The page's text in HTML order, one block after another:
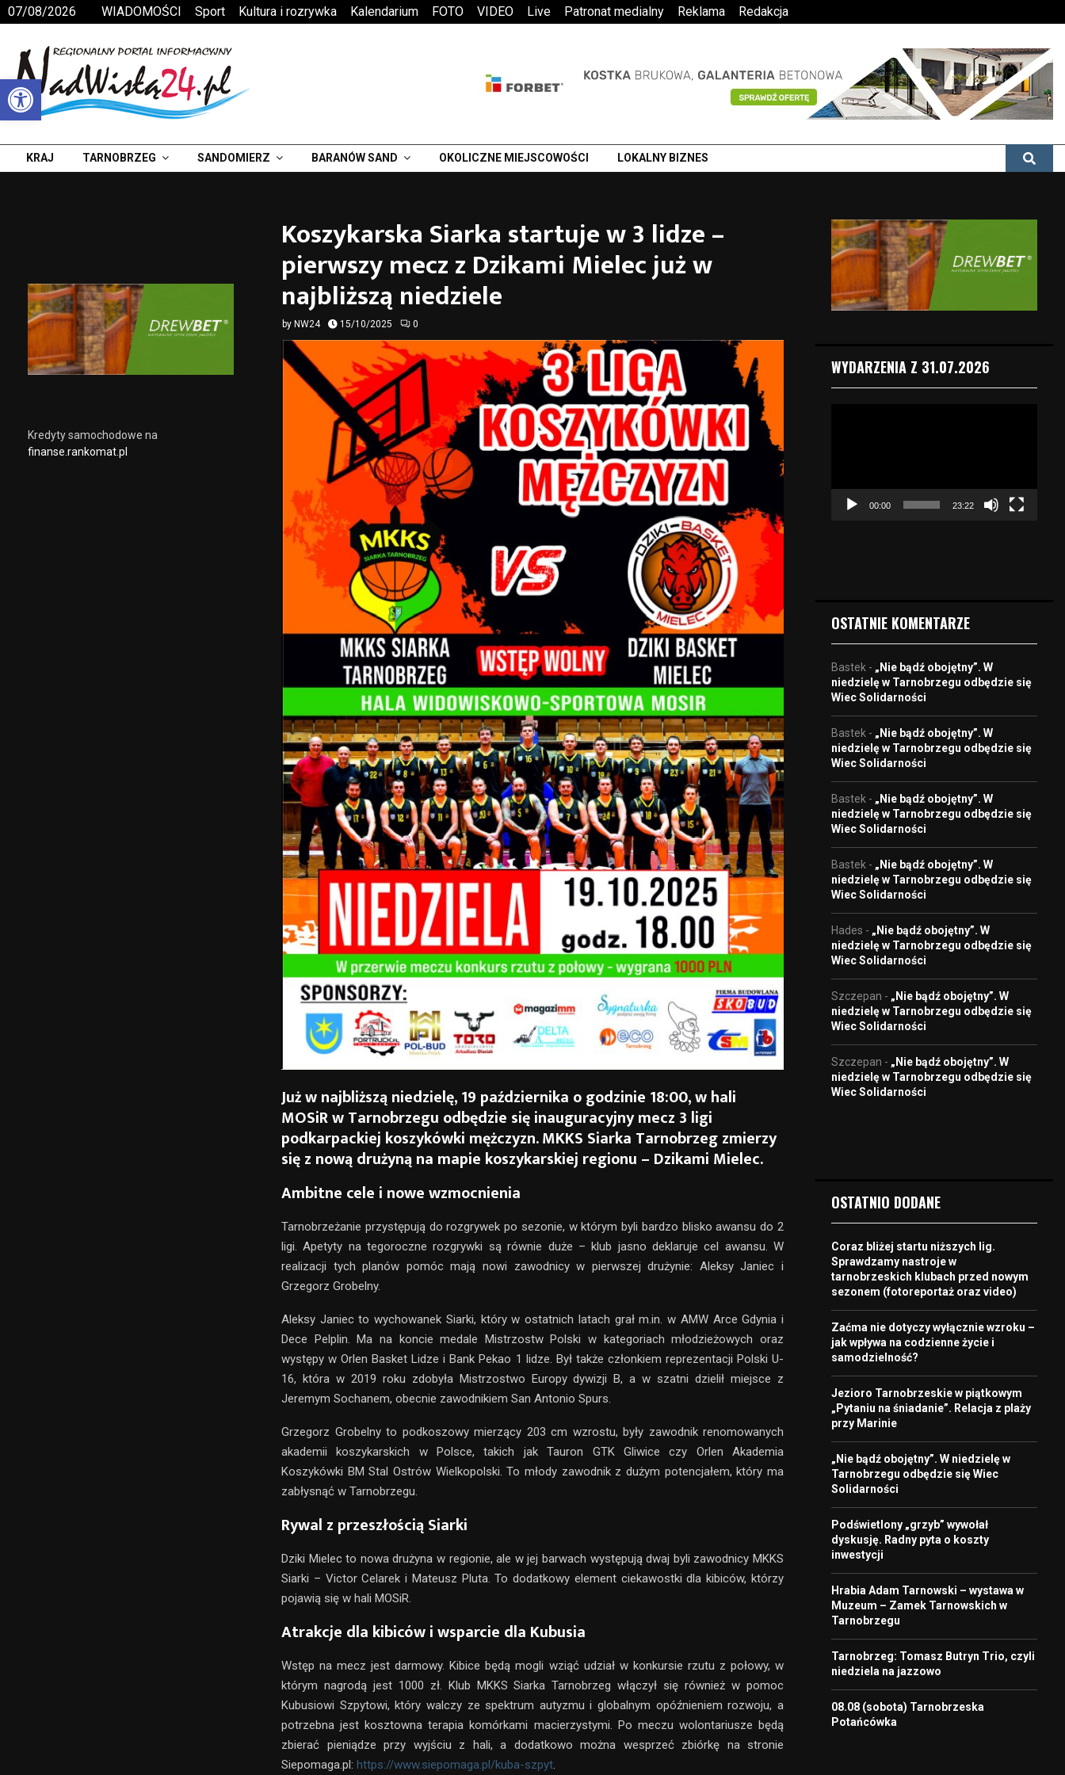
Otwórz pasek narzędzi
07/08/2026 WIADOMOŚCI Sport Kultura i rozrywka Kalendarium FOTO VIDEO Live Patronat medialny Reklama Redakcja
KRAJ TARNOBRZEG SANDOMIERZ BARANÓW SAND OKOLICZNE MIEJSCOWOŚCI LOKALNY BIZNES
Koszykarska Siarka startuje w 3 lidze –
pierwszy mecz z Dzikami Mielec już w
najbliższą niedziele
by NW24 15/10/2025 0
Już w najbliższą niedzielę, 19 października o godzinie 18:00, w hali
MOSiR w Tarnobrzegu odbędzie się inauguracyjny mecz 3 ligi
podkarpackiej koszykówki mężczyzn. MKKS Siarka Tarnobrzeg zmierzy
się z nową drużyną na mapie koszykarskiej regionu – Dzikami Mielec.
Ambitne cele i nowe wzmocnienia
Tarnobrzeżanie przystępują do rozgrywek po sezonie, w którym byli bardzo blisko awansu do 2
ligi. Apetyty na tegoroczne rozgrywki są równie duże – klub jasno deklaruje cel awansu. W
realizacji tych planów pomóc mają nowi zawodnicy w pierwszej drużynie: Aleksy Janiec i
Grzegorz Grobelny.
Aleksy Janiec to wychowanek Siarki, który w ostatnich latach grał m.in. w AMW Arce Gdynia i
Dece Pelplin. Ma na koncie medale Mistrzostw Polski w kategoriach młodzieżowych oraz
występy w Orlen Basket Lidze i Bank Pekao 1 lidze. Był także członkiem reprezentacji Polski U-
16, która w 2019 roku zdobyła Mistrzostwo Europy dywizji B, a w szatni dzielił miejsce z
Jeremym Sochanem, obecnie zawodnikiem San Antonio Spurs.
Grzegorz Grobelny to podkoszowy mierzący 203 cm wzrostu, były zawodnik renomowanych
akademii koszykarskich w Polsce, takich jak Tauron GTK Gliwice czy Orlen Akademia
Koszykówki BM Stal Ostrów Wielkopolski. To młody zawodnik z dużym potencjałem, który ma
zabłysnąć w Tarnobrzegu.
Rywal z przeszłością Siarki
Dziki Mielec to nowa drużyna w regionie, ale w jej barwach występują dwaj byli zawodnicy MKKS
Siarki – Victor Celarek i Mateusz Pluta. To dodatkowy element ciekawostki dla kibiców, którzy
pojawią się w hali MOSiR.
Atrakcje dla kibiców i wsparcie dla Kubusia
Wstęp na mecz jest darmowy. Kibice będą mogli wziąć udział w konkursie rzutu z połowy, w
którym nagrodą jest 1000 zł. Klub MKKS Siarka Tarnobrzeg włączył się również w pomoc
Kubusiowi Szpytowi, który walczy ze spektrum autyzmu i globalnym opóźnieniem rozwoju, a
potrzebna jest kosztowna terapia komórkami macierzystymi. Po meczu wolontariusze będą
zbierać pieniądze przy wyjściu z hali, a dodatkowo można wesprzeć zbiórkę na stronie
Siepomaga.pl: https://www.siepomaga.pl/kuba-szpyt.
Kredyty samochodowe na
finanse.rankomat.pl
WYDARZENIA Z 31.07.2026
e
o
00:00 23:22
OSTATNIE KOMENTARZE
Bastek - „Nie bądź obojętny”. W
niedzielę w Tarnobrzegu odbędzie się
Wiec Solidarności
Bastek - „Nie bądź obojętny”. W
niedzielę w Tarnobrzegu odbędzie się
Wiec Solidarności
Bastek - „Nie bądź obojętny”. W
niedzielę w Tarnobrzegu odbędzie się
Wiec Solidarności
Bastek - „Nie bądź obojętny”. W
niedzielę w Tarnobrzegu odbędzie się
Wiec Solidarności
Hades - „Nie bądź obojętny”. W
niedzielę w Tarnobrzegu odbędzie się
Wiec Solidarności
Szczepan - „Nie bądź obojętny”. W
niedzielę w Tarnobrzegu odbędzie się
Wiec Solidarności
Szczepan - „Nie bądź obojętny”. W
niedzielę w Tarnobrzegu odbędzie się
Wiec Solidarności
OSTATNIO DODANE
Coraz bliżej startu niższych lig.
Sprawdzamy nastroje w
tarnobrzeskich klubach przed nowym
sezonem (fotoreportaż oraz video)
Zaćma nie dotyczy wyłącznie wzroku –
jak wpływa na codzienne życie i
samodzielność?
Jezioro Tarnobrzeskie w piątkowym
„Pytaniu na śniadanie”. Relacja z plaży
przy Marinie
„Nie bądź obojętny”. W niedzielę w
Tarnobrzegu odbędzie się Wiec
Solidarności
Podświetlony „grzyb” wywołał
dyskusję. Radny pyta o koszty
inwestycji
Hrabia Adam Tarnowski – wystawa w
Muzeum – Zamek Tarnowskich w
Tarnobrzegu
Tarnobrzeg: Tomasz Butryn Trio, czyli
niedziela na jazzowo
08.08 (sobota) Tarnobrzeska
Potańcówka